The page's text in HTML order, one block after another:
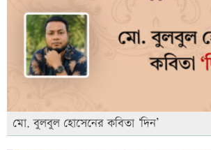
মো. বুলবুল হোসেনের কবিতা ‘দিন’